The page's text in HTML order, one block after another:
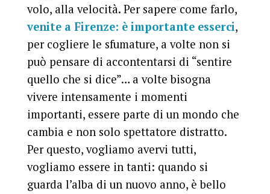
volo, alla velocità. Per sapere come farlo,
venite a Firenze: è importante esserci,
per cogliere le sfumature, a volte non si
può pensare di accontentarsi di “sentire
quello che si dice”… a volte bisogna
vivere intensamente i momenti
importanti, essere parte di un mondo che
cambia e non solo spettatore distratto.
Per questo, vogliamo avervi tutti,
vogliamo essere in tanti: quando si
guarda l’alba di un nuovo anno, è bello